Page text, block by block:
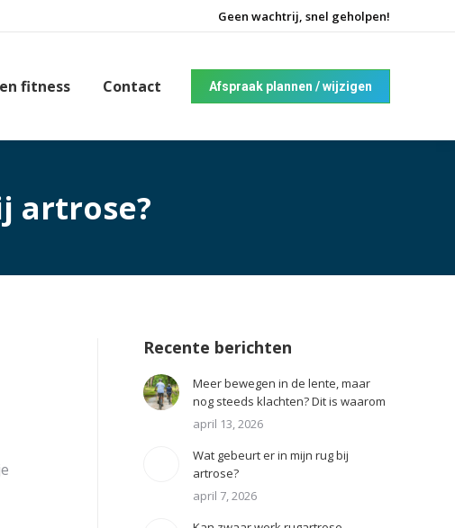
Geen wachtrij, snel geholpen!
fitness Contact Afspraak plannen / wijzigen
artrose?
Recente berichten
Meer bewegen in de lente, maar
nog steeds klachten? Dit is waarom
april 13, 2026
Wat gebeurt er in mijn rug bij
artrose?
april 7, 2026